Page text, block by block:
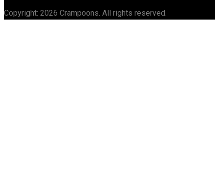
Copyright: 2026 Crampoons. All rights reserved.